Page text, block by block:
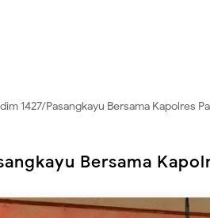
1427/Pasangkayu Bersama Kapolres
Bersama